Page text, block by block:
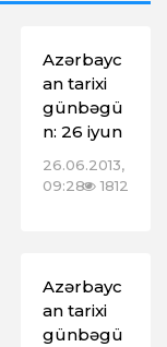
Azərbayc
an tarixi
günbəgü
n: 26 iyun
26.06.2013,
09:28
1812
Azərbayc
an tarixi
günbəgü